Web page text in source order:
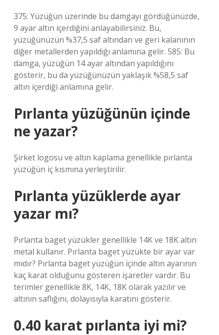
375: Yüzüğün üzerinde bu damgayı gördüğünüzde,
9 ayar altın içerdiğini anlayabilirsiniz. Bu,
yüzüğünüzün %37,5 saf altından ve geri kalanının
diğer metallerden yapıldığı anlamına gelir. 585: Bu
damga, yüzüğün 14 ayar altından yapıldığını
gösterir, bu da yüzüğünüzün yaklaşık %58,5 saf
altın içerdiği anlamına gelir.
Pırlanta yüzüğünün içinde
ne yazar?
Şirket logosu ve altın kaplama genellikle pırlanta
yüzüğün iç kısmına yerleştirilir.
Pırlanta yüzüklerde ayar
yazar mı?
Pırlanta baget yüzükler genellikle 14K ve 18K altın
metal kullanır. Pırlanta baget yüzükte bir ayar var
mıdır? Pırlanta baget yüzüğün içinde altın ayarının
kaç karat olduğunu gösteren işaretler vardır. Bu
terimler genellikle 8K, 14K, 18K olarak yazılır ve
altının saflığını, dolayısıyla karatını gösterir.
0.40 karat pırlanta iyi mi?